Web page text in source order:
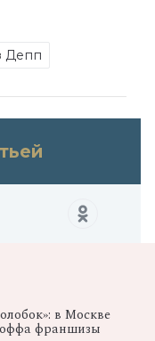
Депп
в Москве
франшизы